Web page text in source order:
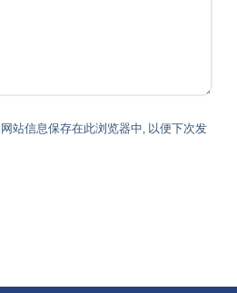
站信息保存在此浏览器中, 以便下次发